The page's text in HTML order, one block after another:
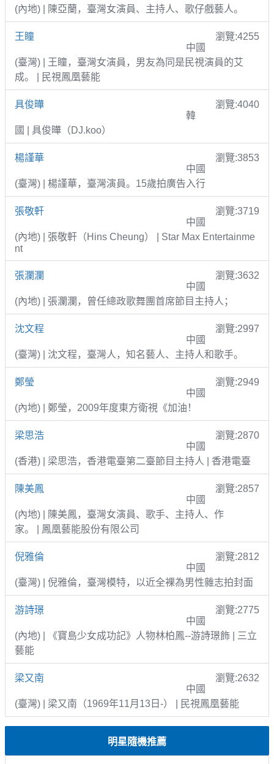
(內地) | 陳亞蘭，臺灣女演員、主持人、歌仔戲藝人。
王瞳
瀏覽:4255
中國
(臺灣) | 王瞳，臺灣女演員，男友為同是民視演員的艾
成。 | 民視鳳凰藝能
具俊曄
瀏覽:4040
韓
國 | 具俊曄（DJ.koo）
楊謹華
瀏覽:3853
中國
(臺灣) | 楊謹華，臺灣演員。15歲拍廣告入行
張敬軒
瀏覽:3719
中國
(內地) | 張敬軒（Hins Cheung） | Star Max Entertainme
nt
張瀾瀾
瀏覽:3632
中國
(內地) | 張瀾瀾，曾任總政歌舞團首席節目主持人；
沈文程
瀏覽:2997
中國
(臺灣) | 沈文程，臺灣人，知名藝人、主持人和歌手。
鄭瑩
瀏覽:2949
中國
(內地) | 鄭瑩，2009年度東方衛視《加油！
梁思浩
瀏覽:2870
中國
(香港) | 梁思浩，香港電臺第二臺節目主持人 | 香港電臺
陳美鳳
瀏覽:2857
中國
(內地) | 陳美鳳，臺灣女演員、歌手、主持人、作
家。 | 鳳凰藝能股份有限公司
倪雅倫
瀏覽:2812
中國
(臺灣) | 倪雅倫，臺灣模特，以近全裸為男性雜志拍封面
游詩璟
瀏覽:2775
中國
(內地) | 《寶島少女成功記》人物林柏鳳--游詩璟飾 | 三立
藝能
梁又南
瀏覽:2632
中國
(臺灣) | 梁又南（1969年11月13日-） | 民視鳳凰藝能
明星隨機推薦